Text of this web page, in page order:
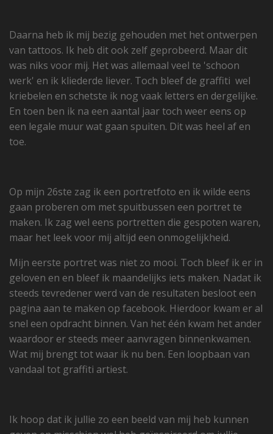
Daarna heb ik mij bezig gehouden met het ontwerpen
van tattoos. Ik heb dit ook zelf geprobeerd. Maar dit
was niks voor mij. Het was allemaal veel te 'schoon
werk' en ik kliederde liever. Toch bleef de graffiti wel
kriebelen en schetste ik nog vaak letters en dergelijke.
En toen ben ik na een aantal jaar toch weer eens op
een legale muur wat gaan spuiten. Dit was heel af en
toe.
Op mijn 26ste zag ik een portretfoto en ik wilde eens
gaan proberen om met spuitbussen een portret te
maken. Ik zag wel eens portretten die gespoten waren,
maar het leek voor mij altijd een onmogelijkheid.
Mijn eerste portret was niet zo mooi. Toch bleef ik er in
geloven en en bleef ik maandelijks iets maken. Nadat ik
steeds tevredener werd van de resultaten besloot een
pagina aan te maken op facebook. Hierdoor kwam er al
snel een opdracht binnen. Van het één kwam het ander
waardoor er steeds meer aanvragen binnenkwamen.
Wat mij brengt tot waar ik nu ben. Een loopbaan van
vandaal tot graffiti artiest.
Ik hoop dat ik jullie zo een beeld van mij heb kunnen